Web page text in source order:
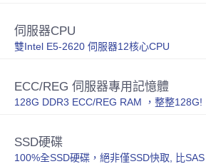
伺服器CPU
雙Intel E5-2620 伺服器12核心CPU
ECC/REG 伺服器專用記憶體
128G DDR3 ECC/REG RAM ，整整128G!
SSD硬碟
100%全SSD硬碟，絕非僅SSD快取, 比